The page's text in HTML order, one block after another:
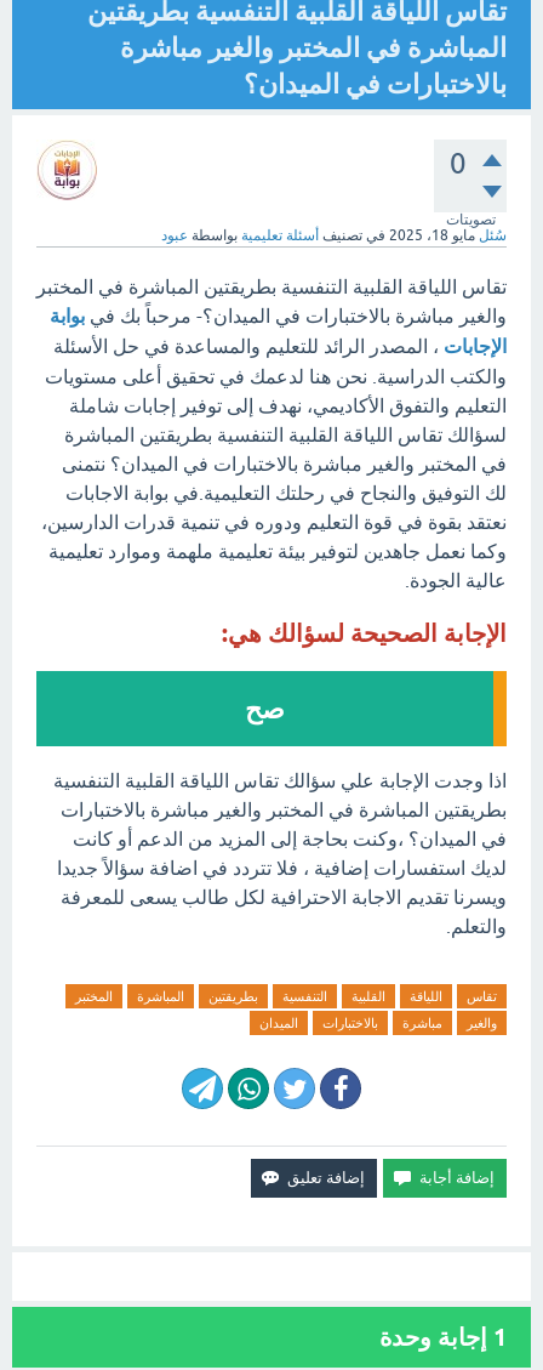
تقاس اللياقة القلبية التنفسية بطريقتين
المباشرة في المختبر والغير مباشرة
بالاختبارات في الميدان؟
0
تصويتات
سُئل مايو 18، 2025 في تصنيف أسئلة تعليمية بواسطة عبود
تقاس اللياقة القلبية التنفسية بطريقتين المباشرة في المختبر
والغير مباشرة بالاختبارات في الميدان؟- مرحباً بك في بوابة
الإجابات ، المصدر الرائد للتعليم والمساعدة في حل الأسئلة
والكتب الدراسية. نحن هنا لدعمك في تحقيق أعلى مستويات
التعليم والتفوق الأكاديمي، نهدف إلى توفير إجابات شاملة
لسؤالك تقاس اللياقة القلبية التنفسية بطريقتين المباشرة
في المختبر والغير مباشرة بالاختبارات في الميدان؟ نتمنى
لك التوفيق والنجاح في رحلتك التعليمية.في بوابة الاجابات
نعتقد بقوة في قوة التعليم ودوره في تنمية قدرات الدارسين،
وكما نعمل جاهدين لتوفير بيئة تعليمية ملهمة وموارد تعليمية
عالية الجودة.
الإجابة الصحيحة لسؤالك هي:
صح
اذا وجدت الإجابة علي سؤالك تقاس اللياقة القلبية التنفسية
بطريقتين المباشرة في المختبر والغير مباشرة بالاختبارات
في الميدان؟ ،وكنت بحاجة إلى المزيد من الدعم أو كانت
لديك استفسارات إضافية ، فلا تتردد في اضافة سؤالاً جديدا
ويسرنا تقديم الاجابة الاحترافية لكل طالب يسعى للمعرفة
والتعلم.
تقاس اللياقة القلبية التنفسية بطريقتين المباشرة
المختبر
والغير
مباشرة بالاختبارات الميدان
1 إجابة وحدة